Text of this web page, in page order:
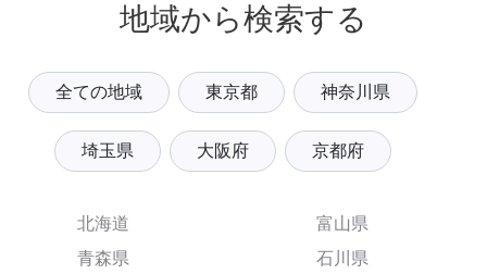
地域から検索する
全ての地域 東京都 神奈川県
埼玉県 大阪府 京都府
北海道
青森県
富山県
石川県